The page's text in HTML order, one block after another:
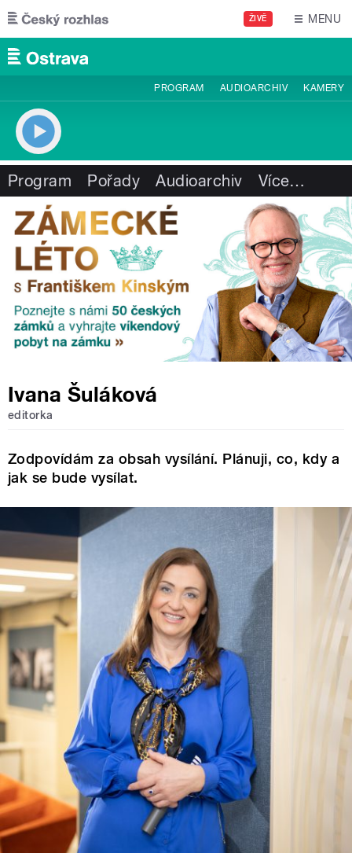
Přejít k hlavnímu obsahu
ŽIVĚ MENU
PROGRAM AUDIOARCHIV KAMERY
Program Pořady Audioarchiv Více…
Ivana Šuláková
editorka
Zodpovídám za obsah vysílání. Plánuji, co, kdy a
jak se bude vysílat.